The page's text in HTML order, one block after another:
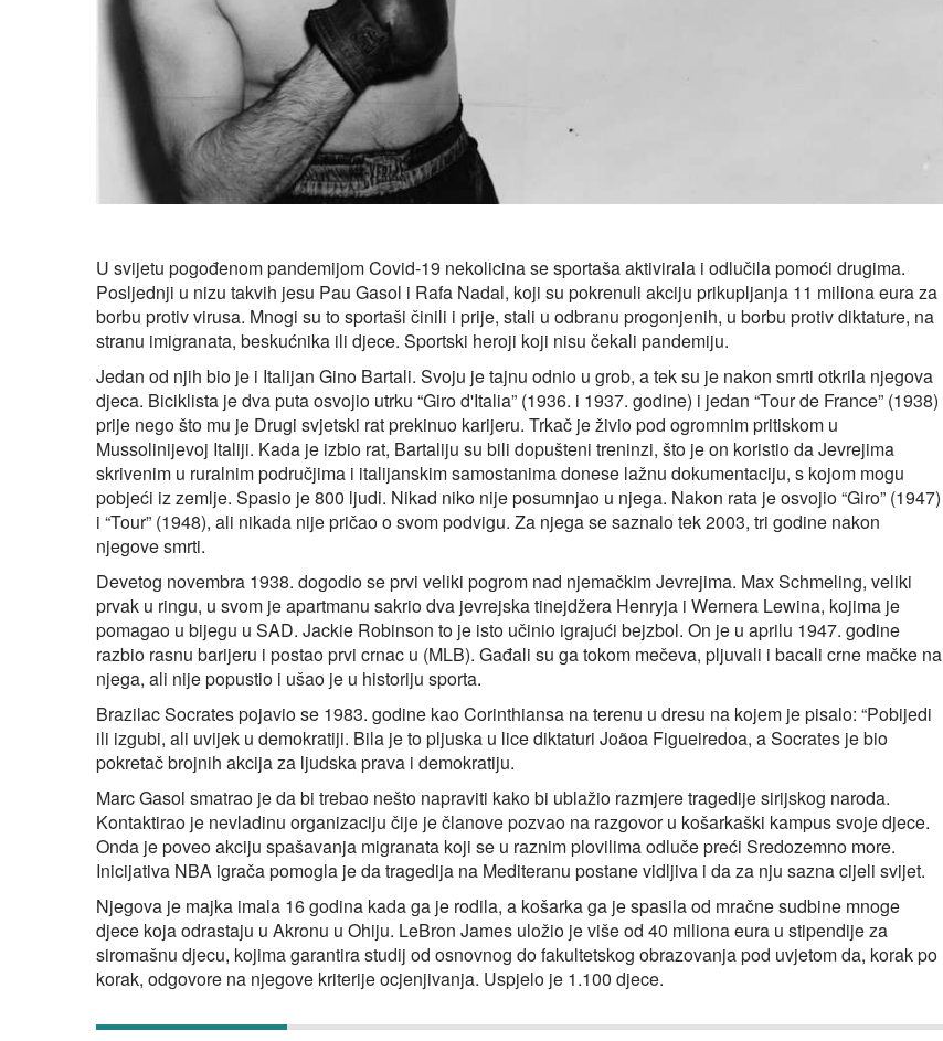
U svijetu pogođenom pandemijom Covid-19 nekolicina se sportaša aktivirala i odlučila pomoći drugima.
Posljednji u nizu takvih jesu Pau Gasol i Rafa Nadal, koji su pokrenuli akciju prikupljanja 11 miliona eura za
borbu protiv virusa. Mnogi su to sportaši činili i prije, stali u odbranu progonjenih, u borbu protiv diktature, na
stranu imigranata, beskućnika ili djece. Sportski heroji koji nisu čekali pandemiju.
Jedan od njih bio je i Italijan Gino Bartali. Svoju je tajnu odnio u grob, a tek su je nakon smrti otkrila njegova
djeca. Biciklista je dva puta osvojio utrku “Giro d'Italia” (1936. i 1937. godine) i jedan “Tour de France” (1938)
prije nego što mu je Drugi svjetski rat prekinuo karijeru. Trkač je živio pod ogromnim pritiskom u
Mussolinijevoj Italiji. Kada je izbio rat, Bartaliju su bili dopušteni treninzi, što je on koristio da Jevrejima
skrivenim u ruralnim područjima i italijanskim samostanima donese lažnu dokumentaciju, s kojom mogu
pobjeći iz zemlje. Spasio je 800 ljudi. Nikad niko nije posumnjao u njega. Nakon rata je osvojio “Giro” (1947)
i “Tour” (1948), ali nikada nije pričao o svom podvigu. Za njega se saznalo tek 2003, tri godine nakon
njegove smrti.
Devetog novembra 1938. dogodio se prvi veliki pogrom nad njemačkim Jevrejima. Max Schmeling, veliki
prvak u ringu, u svom je apartmanu sakrio dva jevrejska tinejdžera Henryja i Wernera Lewina, kojima je
pomagao u bijegu u SAD. Jackie Robinson to je isto učinio igrajući bejzbol. On je u aprilu 1947. godine
razbio rasnu barijeru i postao prvi crnac u (MLB). Gađali su ga tokom mečeva, pljuvali i bacali crne mačke na
njega, ali nije popustio i ušao je u historiju sporta.
Brazilac Socrates pojavio se 1983. godine kao Corinthiansa na terenu u dresu na kojem je pisalo: “Pobijedi
ili izgubi, ali uvijek u demokratiji. Bila je to pljuska u lice diktaturi Joãoa Figueiredoa, a Socrates je bio
pokretač brojnih akcija za ljudska prava i demokratiju.
Marc Gasol smatrao je da bi trebao nešto napraviti kako bi ublažio razmjere tragedije sirijskog naroda.
Kontaktirao je nevladinu organizaciju čije je članove pozvao na razgovor u košarkaški kampus svoje djece.
Onda je poveo akciju spašavanja migranata koji se u raznim plovilima odluče preći Sredozemno more.
Inicijativa NBA igrača pomogla je da tragedija na Mediteranu postane vidljiva i da za nju sazna cijeli svijet.
Njegova je majka imala 16 godina kada ga je rodila, a košarka ga je spasila od mračne sudbine mnoge
djece koja odrastaju u Akronu u Ohiju. LeBron James uložio je više od 40 miliona eura u stipendije za
siromašnu djecu, kojima garantira studij od osnovnog do fakultetskog obrazovanja pod uvjetom da, korak po
korak, odgovore na njegove kriterije ocjenjivanja. Uspjelo je 1.100 djece.